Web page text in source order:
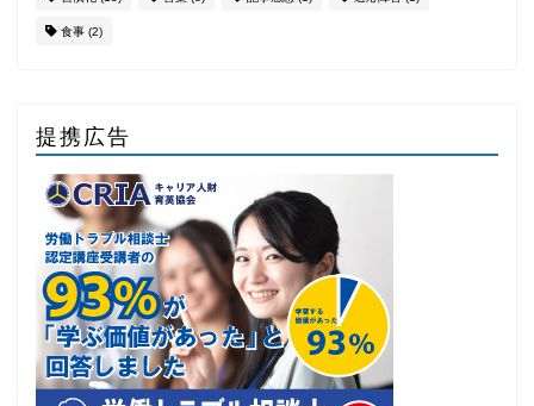
食事 (2)
提携広告